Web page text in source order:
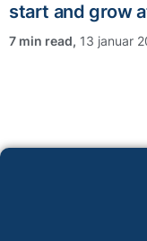
start and grow
, 13 januar